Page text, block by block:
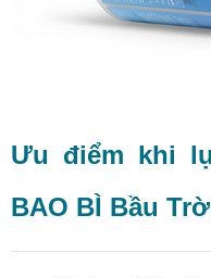
Ưu điểm khi
BAO BÌ Bầu